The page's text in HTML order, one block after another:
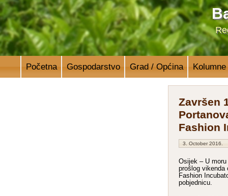
Početna Gospodarstvo Grad / Općina Kolumne
Završen
Fashion
3. October 2016.
Osijek – U
prošlog vikenda
Fashion
pobjednicu.